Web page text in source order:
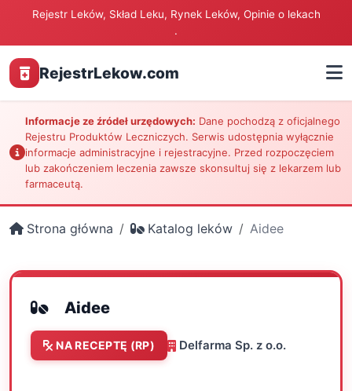
Rejestr Leków, Skład Leku, Rynek Leków, Opinie o lekach
.
RejestrLekow.com
Informacje ze źródeł urzędowych: Dane pochodzą z oficjalnego
Rejestru Produktów Leczniczych. Serwis udostępnia wyłącznie
informacje administracyjne i rejestracyjne. Przed rozpoczęciem
lub zakończeniem leczenia zawsze skonsultuj się z lekarzem lub
farmaceutą.
Strona główna Katalog leków Aidee
Aidee
NA RECEPTĘ (RP) Delfarma Sp. z o.o.